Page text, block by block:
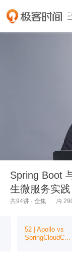
Spring Boot
生微服务实践
共94讲 · 全集 
52 | Apollo vs
SpringCloudC...